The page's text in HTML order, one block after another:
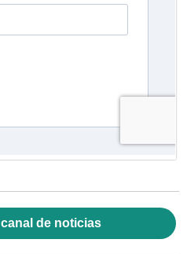
de noticias